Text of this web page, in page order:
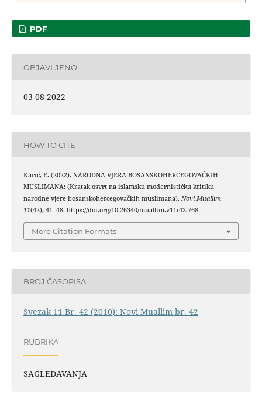
PDF
OBJAVLJENO
03-08-2022
HOW TO CITE
Karić, E. (2022). NARODNA VJERA BOSANSKOHERCEGOVAČKIH
MUSLIMANA: (Kratak osvrt na islamsku modernističku kritiku
narodne vjere bosanskohercegovačkih muslimana). Novi Muallim,
11(42), 41–48. https://doi.org/10.26340/muallim.v11i42.768
More Citation Formats
BROJ ČASOPISA
Svezak 11 Br. 42 (2010): Novi Muallim br. 42
RUBRIKA
SAGLEDAVANJA